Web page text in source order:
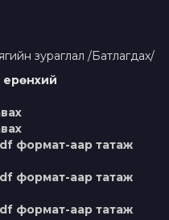
зураглал /Батлагдах/
ерөнхий
формат-аар татаж
формат-аар татаж
формат-аар татаж